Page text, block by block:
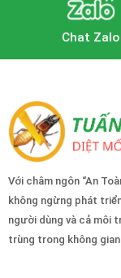
Chat Zalo
Với châm ngôn “An
không ngừng phát
người dùng và cả môi
trùng trong không